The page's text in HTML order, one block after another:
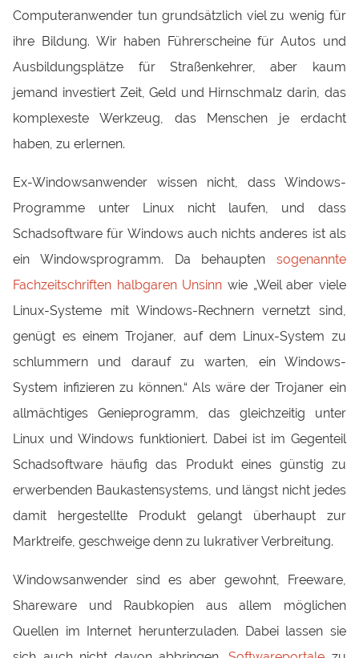
Computeranwender tun grundsätzlich viel zu wenig für
ihre Bildung. Wir haben Führerscheine für Autos und
Ausbildungsplätze für Straßenkehrer, aber kaum
jemand investiert Zeit, Geld und Hirnschmalz darin, das
komplexeste Werkzeug, das Menschen je erdacht
haben, zu erlernen.
Ex-Windowsanwender wissen nicht, dass Windows-
Programme unter Linux nicht laufen, und dass
Schadsoftware für Windows auch nichts anderes ist als
ein Windowsprogramm. Da behaupten sogenannte
Fachzeitschriften halbgaren Unsinn wie „Weil aber viele
Linux-Systeme mit Windows-Rechnern vernetzt sind,
genügt es einem Trojaner, auf dem Linux-System zu
schlummern und darauf zu warten, ein Windows-
System infizieren zu können.“ Als wäre der Trojaner ein
allmächtiges Genieprogramm, das gleichzeitig unter
Linux und Windows funktioniert. Dabei ist im Gegenteil
Schadsoftware häufig das Produkt eines günstig zu
erwerbenden Baukastensystems, und längst nicht jedes
damit hergestellte Produkt gelangt überhaupt zur
Marktreife, geschweige denn zu lukrativer Verbreitung.
Windowsanwender sind es aber gewohnt, Freeware,
Shareware und Raubkopien aus allem möglichen
Quellen im Internet herunterzuladen. Dabei lassen sie